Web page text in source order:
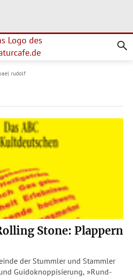
rudolf
Stone: Plappern
der Stummler und Stammler
Guidoknoppisierung, »Rund-